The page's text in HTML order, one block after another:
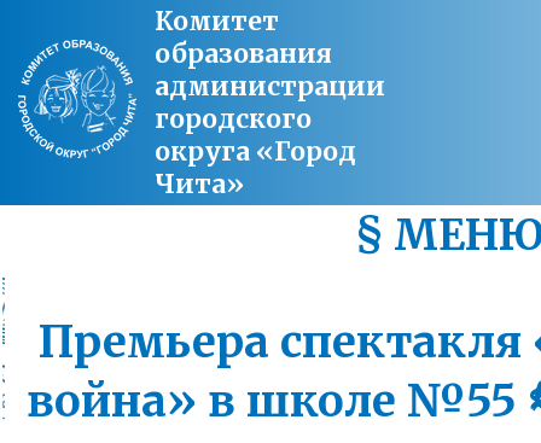
Комитет
образования
администрации
городского
округа «Город
Чита»
§
Премьера спектакля
война» в школе №55